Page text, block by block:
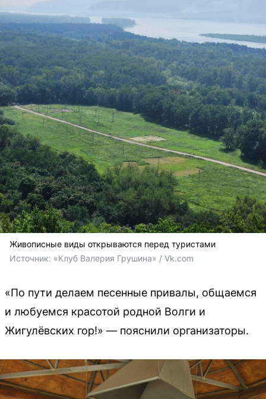
Живописные виды открываются перед туристами
Источник: «Клуб Валерия Грушина» / Vk.com
«По пути делаем песенные привалы, общаемся
и любуемся красотой родной Волги и
Жигулёвских гор!» — пояснили организаторы.